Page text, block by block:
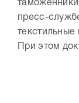
пресс-
текстильные
При этом